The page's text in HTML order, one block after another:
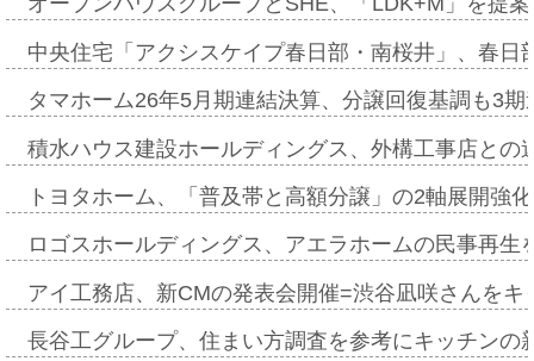
中央住宅「アクシスケイプ春日部・南桜井」、春
タマホーム26年5月期連結決算、分譲回復基調も3
積水ハウス建設ホールディングス、外構工事店と
トヨタホーム、「普及帯と高額分譲」の2軸展開強
ロゴスホールディングス、アエラホームの民事再
アイ工務店、新CMの発表会開催=渋谷凪咲さんを
長谷工グループ、住まい方調査を参考にキッチン